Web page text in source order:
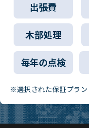
出張費
木部処理
毎年の点検
※選択された保証プラ